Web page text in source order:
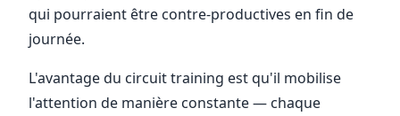
qui pourraient être contre-productives en fin de
journée.
L'avantage du circuit training est qu'il mobilise
l'attention de manière constante — chaque